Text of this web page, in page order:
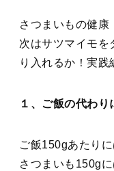
さつまいもの健康
次はサツマイモを
り入れるか！実践
１、ご飯の代わり
ご飯150gあたり
さつまいも150g